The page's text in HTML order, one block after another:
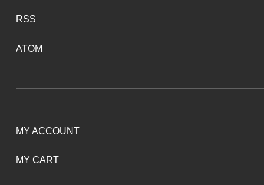
RSS
ATOM
MY ACCOUNT
MY CART